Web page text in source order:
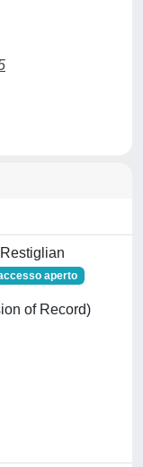
aperto
of Record)